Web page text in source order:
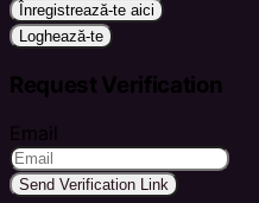
Înregistrează-te aici
Loghează-te
Request Verification
Email
Send Verification Link